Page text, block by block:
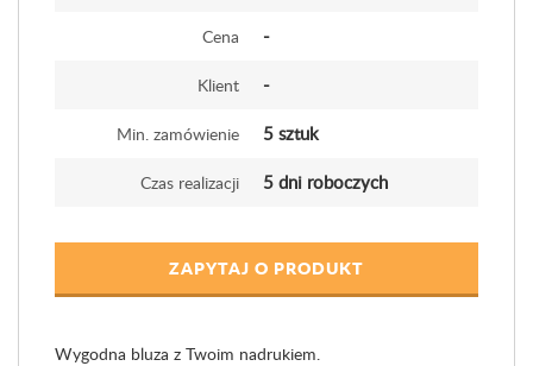
Cena -
Klient -
Min. zamówienie 5 sztuk
Czas realizacji 5 dni roboczych
ZAPYTAJ O PRODUKT
Wygodna bluza z Twoim nadrukiem.